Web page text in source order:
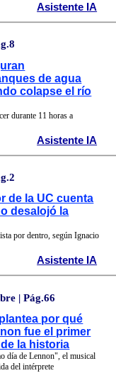
Asistente IA
de agua
colapse el río
durante 11 horas a
Asistente IA
de la UC cuenta
desalojó la
por dentro, según Ignacio
Asistente IA
| Pág.66
por qué
fue el primer
la historia
día de Lennon", el musical
del intérprete